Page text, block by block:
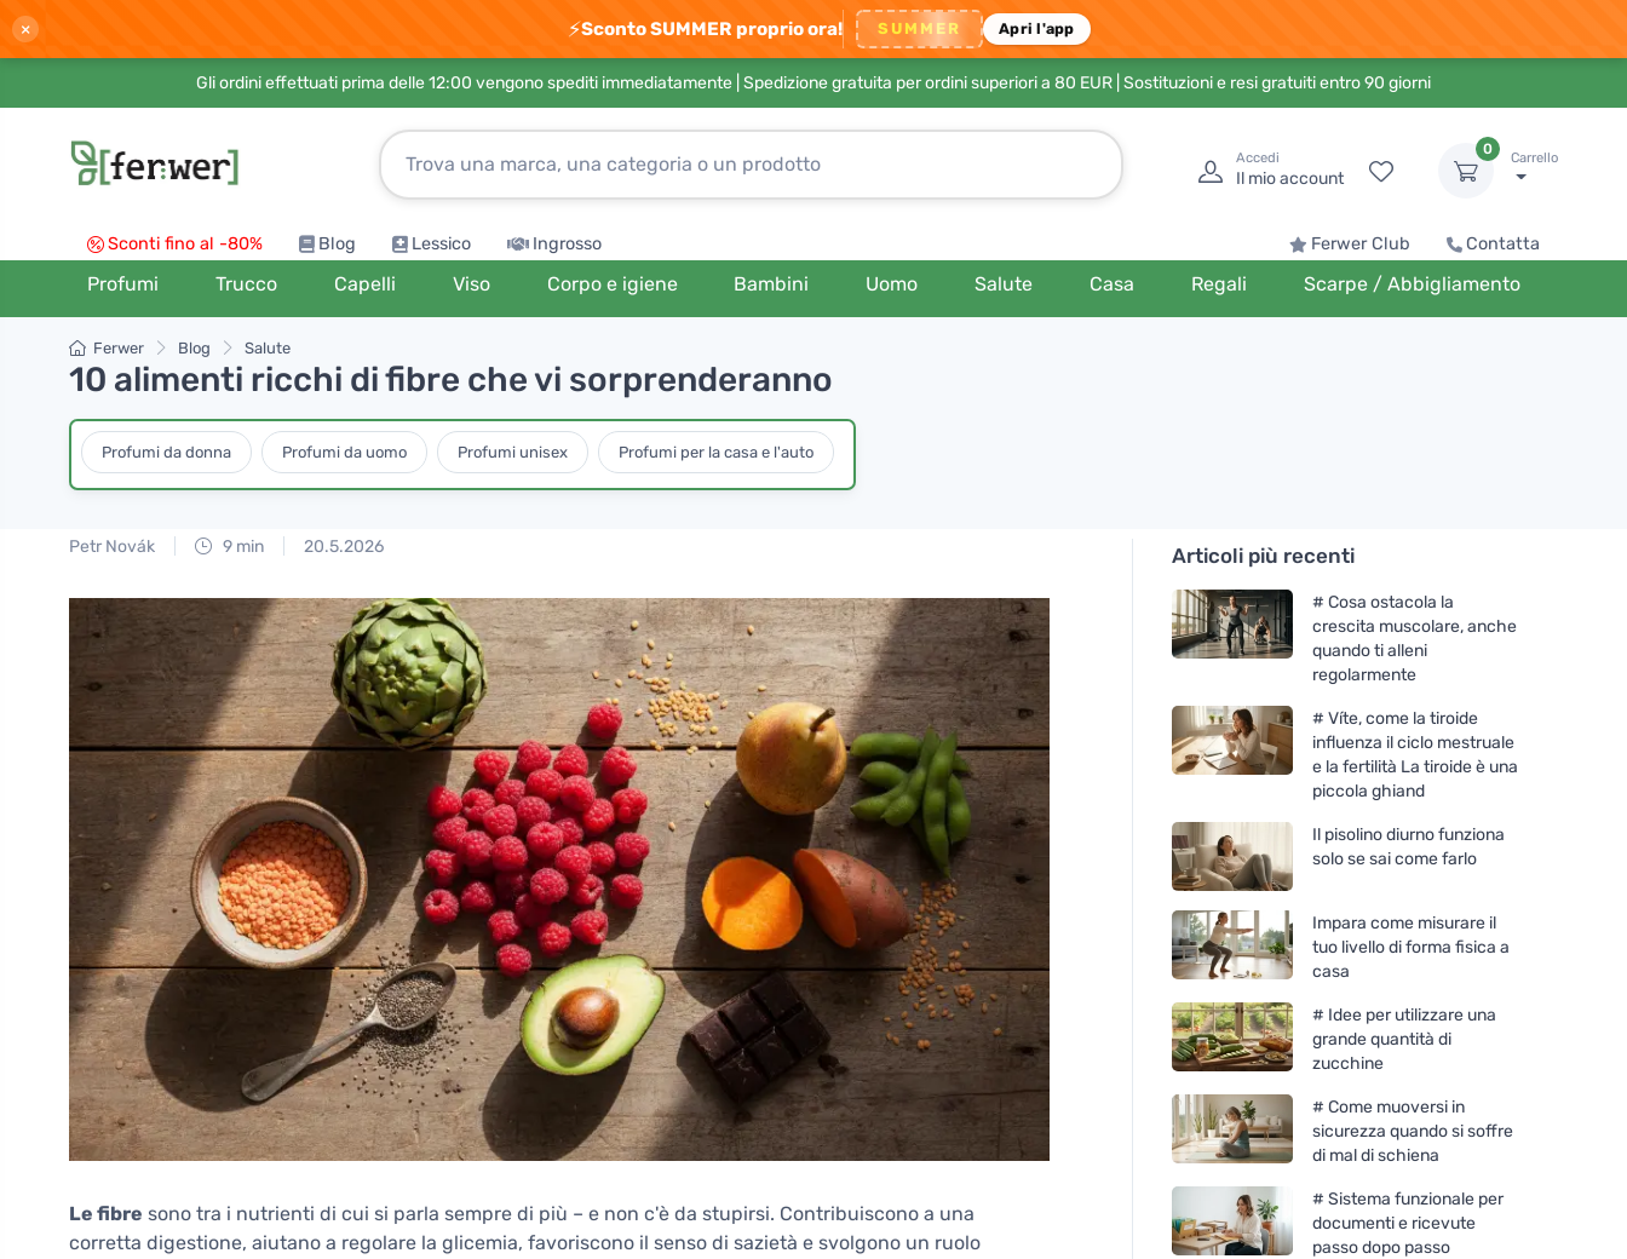
× ⚡Sconto SUMMER proprio ora! SUMMER Apri l'app
Gli ordini effettuati prima delle 12:00 vengono spediti immediatamente | Spedizione gratuita per ordini superiori a 80 EUR | Sostituzioni e resi gratuiti entro 90 giorni
Accedi
Il mio account
0
Carrello
Sconti fino al -80% Blog Lessico Ingrosso Ferwer Club Contatta
Profumi Trucco Capelli Viso Corpo e igiene Bambini Uomo Salute Casa Regali Scarpe / Abbigliamento
Ferwer Blog Salute
10 alimenti ricchi di fibre che vi sorprenderanno
Profumi da donna Profumi da uomo Profumi unisex Profumi per la casa e l'auto
Petr Novák 9 min 20.5.2026
Le fibre sono tra i nutrienti di cui si parla sempre di più – e non c'è da stupirsi. Contribuiscono a una
corretta digestione, aiutano a regolare la glicemia, favoriscono il senso di sazietà e svolgono un ruolo
Articoli più recenti
# Cosa ostacola la
crescita muscolare, anche
quando ti alleni
regolarmente
# Víte, come la tiroide
influenza il ciclo mestruale
e la fertilità La tiroide è una
piccola ghiand
Il pisolino diurno funziona
solo se sai come farlo
Impara come misurare il
tuo livello di forma fisica a
casa
# Idee per utilizzare una
grande quantità di
zucchine
# Come muoversi in
sicurezza quando si soffre
di mal di schiena
# Sistema funzionale per
documenti e ricevute
passo dopo passo